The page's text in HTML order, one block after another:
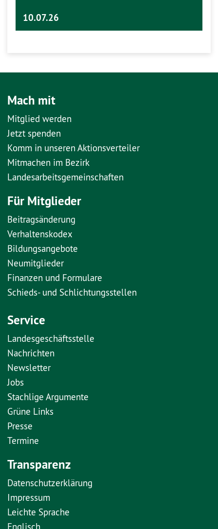
10.07.26
Mach mit
Mitglied werden
Jetzt spenden
Komm in unseren Aktionsverteiler
Mitmachen im Bezirk
Landesarbeitsgemeinschaften
Für Mitglieder
Beitragsänderung
Verhaltenskodex
Bildungsangebote
Neumitglieder
Finanzen und Formulare
Schieds- und Schlichtungsstellen
Service
Landesgeschäftsstelle
Nachrichten
Newsletter
Jobs
Stachlige Argumente
Grüne Links
Presse
Termine
Transparenz
Datenschutzerklärung
Impressum
Leichte Sprache
Englisch